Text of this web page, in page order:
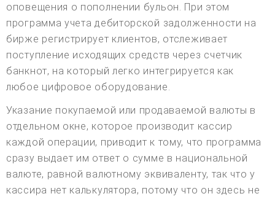
оповещения о пополнении бульон. При этом
программа учета дебиторской задолженности на
бирже регистрирует клиентов, отслеживает
поступление исходящих средств через счетчик
банкнот, на который легко интегрируется как
любое цифровое оборудование.
Указание покупаемой или продаваемой валюты в
отдельном окне, которое производит кассир
каждой операции, приводит к тому, что программа
сразу выдает им ответ о сумме в национальной
валюте, равной валютному эквиваленту, так что у
кассира нет калькулятора, потому что он здесь не